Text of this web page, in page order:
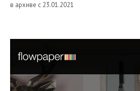
в архиве с 23.01.2021